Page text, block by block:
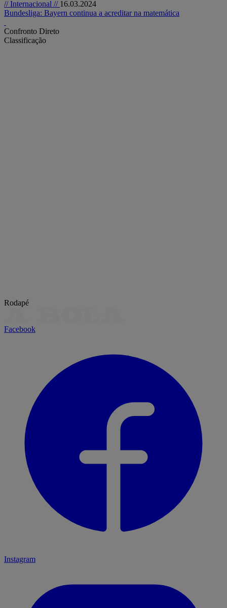
// Internacional // 16.03.2024
Bundesliga: Bayern continua a acreditar na matemática
Confronto Direto
Classificação
Rodapé
Facebook
Instagram